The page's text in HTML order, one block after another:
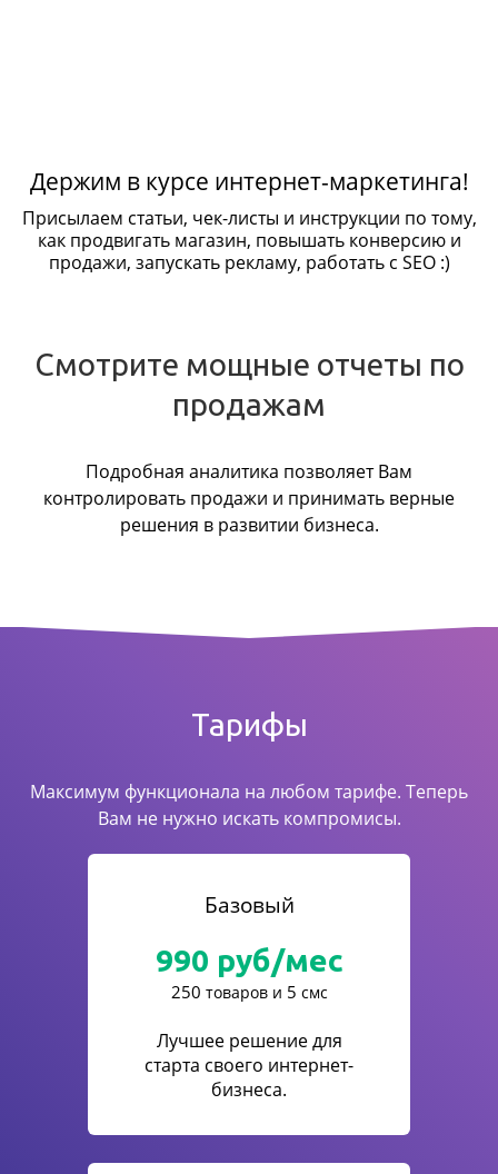
Держим в курсе интернет-маркетинга!
Присылаем статьи, чек-листы и инструкции по тому,
как продвигать магазин, повышать конверсию и
продажи, запускать рекламу, работать с SEO :)
Смотрите мощные отчеты по
продажам
Подробная аналитика позволяет Вам
контролировать продажи и принимать верные
решения в развитии бизнеса.
Тарифы
Максимум функционала на любом тарифе. Теперь
Вам не нужно искать компромисы.
Базовый
990 руб/мес
250 товаров и 5 смс
Лучшее решение для
старта своего интернет-
бизнеса.